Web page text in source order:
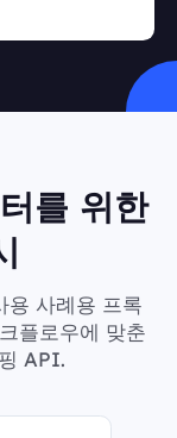
를 위한
사례용 프록
플로우에 맞춘
API.